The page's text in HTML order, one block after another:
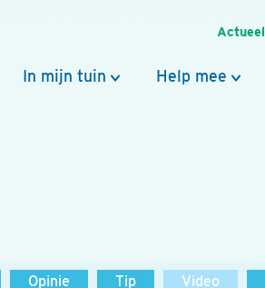
Actueel
In mijn tuin Help mee
Opinie Tip Video